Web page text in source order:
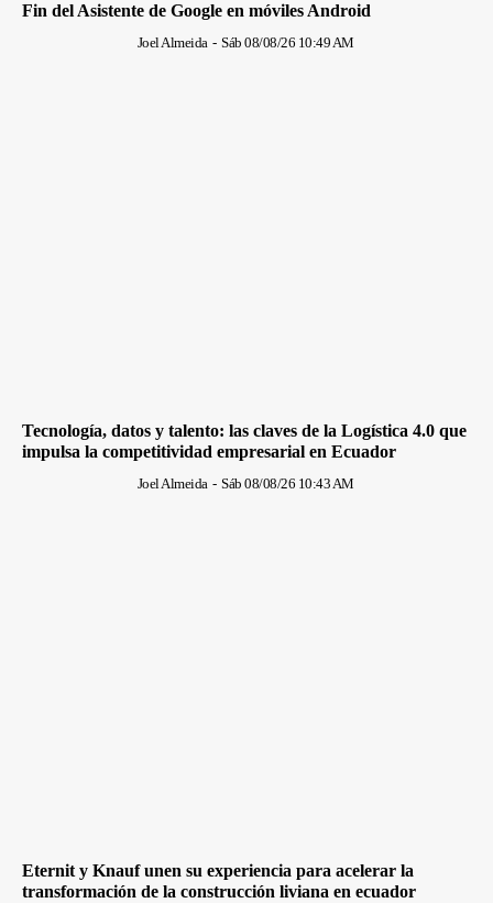
Fin del Asistente de Google en móviles Android
Joel Almeida - Sáb 08/08/26 10:49 AM
Tecnología, datos y talento: las claves de la Logística 4.0 que
impulsa la competitividad empresarial en Ecuador
Joel Almeida - Sáb 08/08/26 10:43 AM
Eternit y Knauf unen su experiencia para acelerar la
transformación de la construcción liviana en ecuador